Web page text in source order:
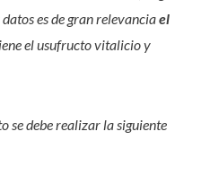
es de gran relevanciael
el usufructo vitalicio y
se debe realizar la siguiente